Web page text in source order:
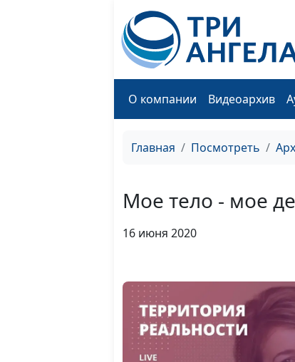
О компании Видеоархив
Главная Посмотреть
Мое тело - мое
16 июня 2020